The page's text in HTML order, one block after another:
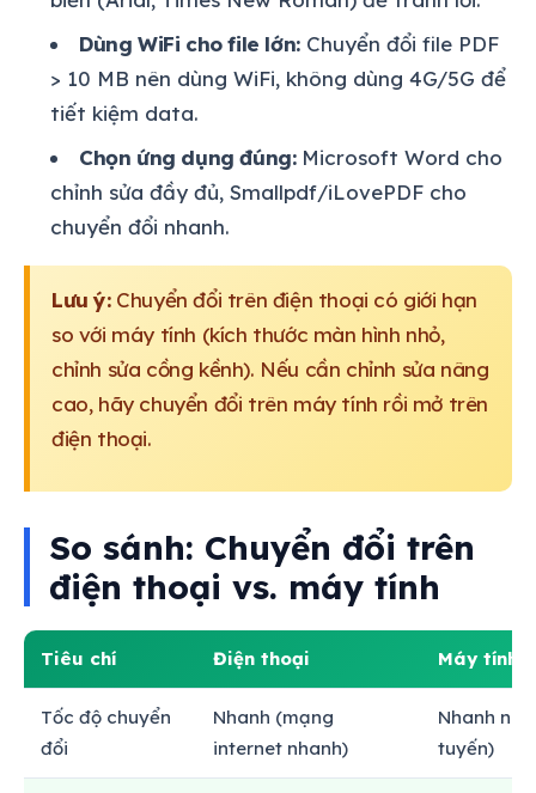
Dùng WiFi cho file lớn:Chuyển đổi file PDF
> 10 MB nên dùng WiFi, không dùng 4G/5G để
tiết kiệm data.
Chọn ứng dụng đúng:Microsoft Word cho
chỉnh sửa đầy đủ, Smallpdf/iLovePDF cho
chuyển đổi nhanh.
Lưu ý:Chuyển đổi trên điện thoại có giới hạn
so với máy tính (kích thước màn hình nhỏ,
chỉnh sửa cồng kềnh). Nếu cần chỉnh sửa nâng
cao, hãy chuyển đổi trên máy tính rồi mở trên
điện thoại.
So sánh: Chuyển đổi trên
điện thoại vs. máy tính
Tiêu chí Điện thoại Máy tính
Tốc độ chuyển
đổi
Nhanh (mạng
internet nhanh)
Nhanh
tuyến)